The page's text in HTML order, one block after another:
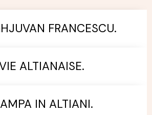
FRANCESCU.
ALTIANAISE.
IN ALTIANI.